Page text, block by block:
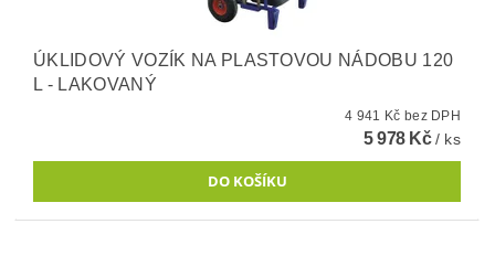
ÚKLIDOVÝ VOZÍK NA PLASTOVOU NÁDOBU 120
L - LAKOVANÝ
4 941 Kč bez DPH
5 978 Kč/ ks